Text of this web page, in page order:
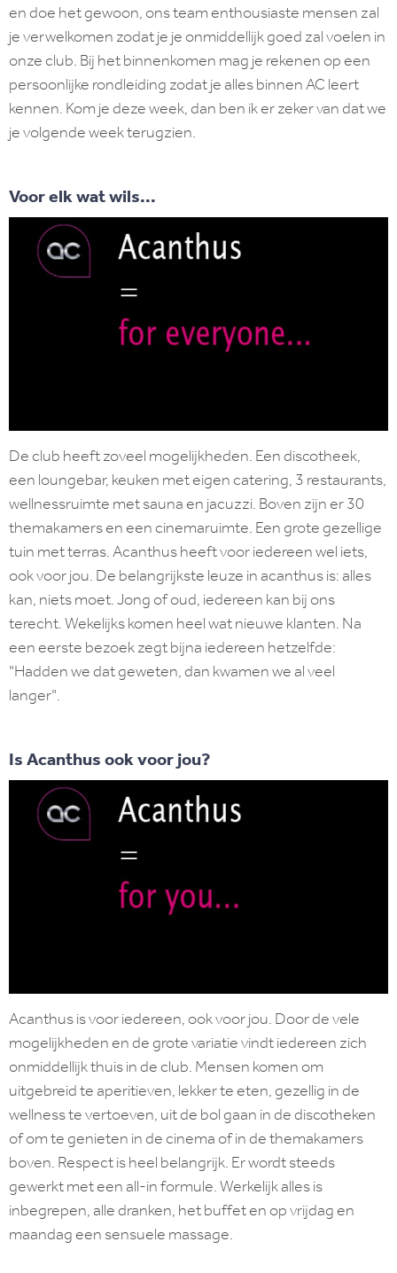
en doe het gewoon, ons team enthousiaste mensen zal
je verwelkomen zodat je je onmiddellijk goed zal voelen in
onze club. Bij het binnenkomen mag je rekenen op een
persoonlijke rondleiding zodat je alles binnen AC leert
kennen. Kom je deze week, dan ben ik er zeker van dat we
je volgende week terugzien.
Voor elk wat wils...
De club heeft zoveel mogelijkheden. Een discotheek,
een loungebar, keuken met eigen catering, 3 restaurants,
wellnessruimte met sauna en jacuzzi. Boven zijn er 30
themakamers en een cinemaruimte. Een grote gezellige
tuin met terras. Acanthus heeft voor iedereen wel iets,
ook voor jou. De belangrijkste leuze in acanthus is: alles
kan, niets moet. Jong of oud, iedereen kan bij ons
terecht. Wekelijks komen heel wat nieuwe klanten. Na
een eerste bezoek zegt bijna iedereen hetzelfde:
"Hadden we dat geweten, dan kwamen we al veel
langer".
Is Acanthus ook voor jou?
Acanthus is voor iedereen, ook voor jou. Door de vele
mogelijkheden en de grote variatie vindt iedereen zich
onmiddellijk thuis in de club. Mensen komen om
uitgebreid te aperitieven, lekker te eten, gezellig in de
wellness te vertoeven, uit de bol gaan in de discotheken
of om te genieten in de cinema of in de themakamers
boven. Respect is heel belangrijk. Er wordt steeds
gewerkt met een all-in formule. Werkelijk alles is
inbegrepen, alle dranken, het buffet en op vrijdag en
maandag een sensuele massage.